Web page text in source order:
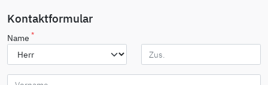
Kontaktformular
Name *